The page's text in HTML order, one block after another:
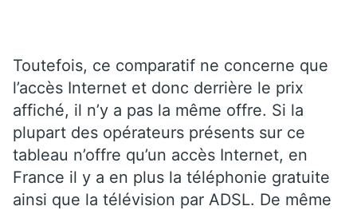
Toutefois, ce comparatif ne concerne que
l’accès Internet et donc derrière le prix
affiché, il n’y a pas la même offre. Si la
plupart des opérateurs présents sur ce
tableau n’offre qu’un accès Internet, en
France il y a en plus la téléphonie gratuite
ainsi que la télévision par ADSL. De même